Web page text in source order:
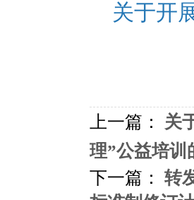
关于开
上一篇： 关
理”公益培训
下一篇： 转